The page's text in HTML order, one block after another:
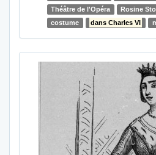
Théâtre de l'Opéra
Rosine
costume
dans Charles VI